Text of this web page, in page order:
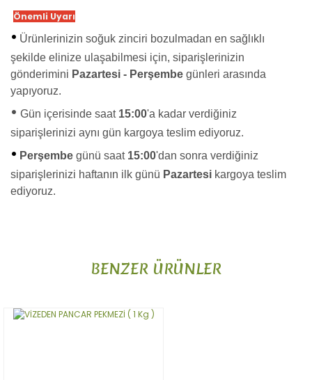
Önemli Uyarı
• Ürünlerinizin soğuk zinciri bozulmadan en sağlıklı
şekilde elinize ulaşabilmesi için, siparişlerinizin
gönderimini Pazartesi - Perşembe günleri arasında
yapıyoruz.
• Gün içerisinde saat 15:00'a kadar verdiğiniz
siparişlerinizi aynı gün kargoya teslim ediyoruz.
• Perşembe günü saat15:00'dan sonra verdiğiniz
siparişlerinizi haftanın ilk günü Pazartesi kargoya teslim
ediyoruz.
Görüş ve önerileriniz için teşekkür ederiz.
Ürün açıklamasında eksik bilgiler bulunuyor.
BENZER ÜRÜNLER